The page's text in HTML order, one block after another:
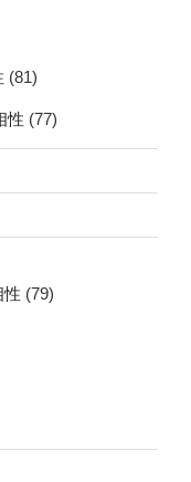
(81)
性 (77)
性 (79)